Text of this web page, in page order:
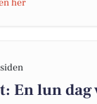
En lun dag